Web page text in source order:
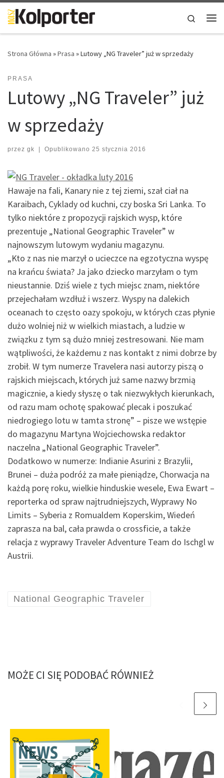
Skip to content
Search
Strona Główna »Prasa »Lutowy „NG Traveler” już w sprzedaży
PRASA
Lutowy „NG Traveler” już
w sprzedaży
przez gk | Opublikowano 25 stycznia 2016
Hawaje na fali, Kanary nie z tej ziemi, szał ciał na
Karaibach, Cyklady od kuchni, czy boska Sri Lanka. To
tylko niektóre z propozycji rajskich wysp, które
prezentuje „National Geographic Traveler” w
najnowszym lutowym wydaniu magazynu.
„Kto z nas nie marzył o ucieczce na egzotyczna wyspę
na krańcu świata? Ja jako dziecko marzyłam o tym
nieustannie. Dziś wiele z tych miejsc znam, niektóre
przejechałam wzdłuż i wszerz. Wyspy na dalekich
oceanach to często oazy spokoju, w których czas płynie
dużo wolniej niż w wielkich miastach, a ludzie w
związku z tym są dużo mniej zestresowani. Nie mam
wątpliwości, że każdemu z nas kontakt z nimi dobrze by
zrobił. W tym numerze Travelera nasi autorzy piszą o
rajskich miejscach, których już same nazwy brzmią
magicznie, a kiedy słyszę o tak niezwykłych kierunkach,
od razu mam ochotę spakować plecak i poszukać
niedrogiego lotu w tamta stronę” – pisze we wstępie
do magazynu Martyna Wojciechowska redaktor
naczelna „National Geographic Traveler”.
Dodatkowo w numerze: Indianie Asurini z Brazylii,
Brunei – duża podróż za małe pieniądze, Chorwacja na
każdą porę roku, wielkie hinduskie wesele, Ewa Ewart –
reporterka od spraw najtrudniejszych, Wyprawy No
Limits – Syberia z Romualdem Koperskim, Wiedeń
zaprasza na bal, cała prawda o crossficie, a także
relacja z wyprawy Traveler Adventure Team do Ischgl w
Austrii.
National Geographic Traveler
MOŻE CI SIĘ PODOBAĆ RÓWNIEŻ